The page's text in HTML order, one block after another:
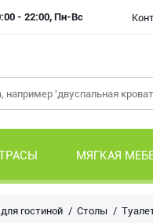
- 22:00, Пн-Вс
МЯГКАЯ
гостиной Столы